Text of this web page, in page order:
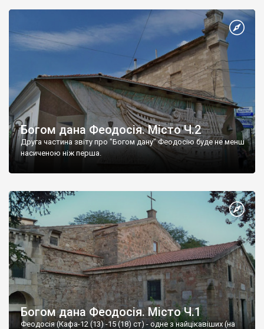
Богом дана Феодосія. Місто Ч.2
Друга частина звіту про "Богом дану" Феодосію буде не менш
насиченою ніж перша.
Богом дана Феодосія. Місто Ч.1
Феодосія (Кафа-12 (13) -15 (18) ст) - одне з найцікавіших (на